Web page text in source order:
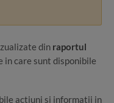
din raportul
in care sunt disponibile
actiuni si informatii in